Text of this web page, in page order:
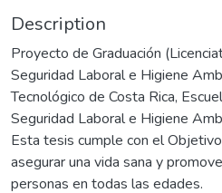
Description
Proyecto de Graduación
Seguridad Laboral e Higiene
Tecnológico de Costa Rica,
Seguridad Laboral e Higiene
Esta tesis cumple con el
asegurar una vida sana y
personas en todas las edades.